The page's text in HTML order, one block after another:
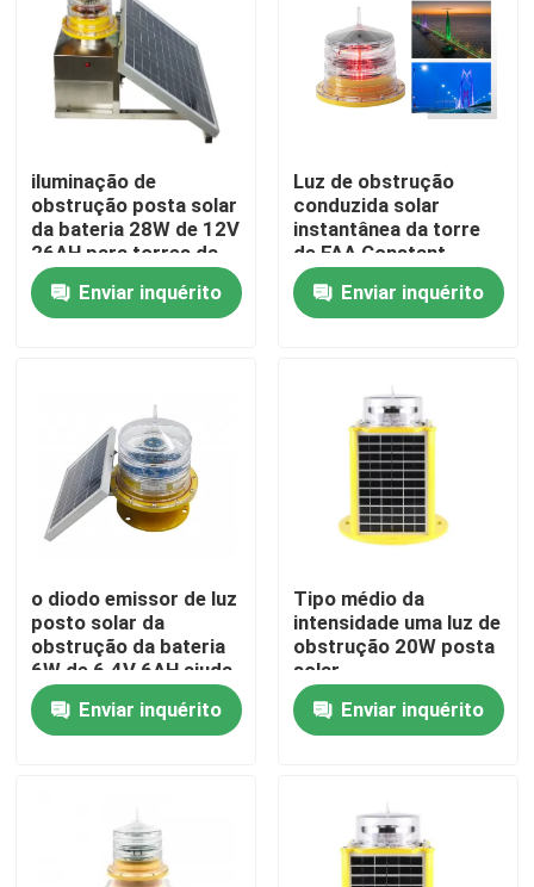
Casa
Produtos
Sobre nós
Controle da qualidade
Contacte-nos
Peça umas citações
luz de obstrução da aviação
Luz de obstrução dos aviões
iluminação de
obstrução posta solar
da bateria 28W de 12V
26AH para torres da
telecomunicação
Enviar inquérito
Luz de obstrução
conduzida solar
instantânea da torre
de FAA Constant
Adjusted 32.5CD
Enviar inquérito
o diodo emissor de luz
posto solar da
obstrução da bateria
6W de 6.4V 6AH ajuda
à luz de navegação
Enviar inquérito
Tipo médio da
intensidade uma luz de
obstrução 20W posta
solar
Enviar inquérito